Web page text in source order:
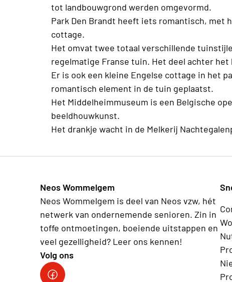
tot landbouwgrond werden omgevormd.
Park Den Brandt heeft iets romantisch, met
cottage.
Het omvat twee totaal verschillende
regelmatige Franse tuin. Het deel achter
Er is ook een kleine Engelse cottage in het
romantisch element in de tuin geplaatst.
Het Middelheimmuseum is een Belgische
beeldhouwkunst.
Het drankje wacht in de Melkerij
Neos Wommelgem
Neos Wommelgem is deel van Neos vzw, hét
netwerk van ondernemende senioren. Zin in
toffe ontmoetingen, boeiende uitstappen en
veel gezelligheid? Leer ons kennen!
Volg ons